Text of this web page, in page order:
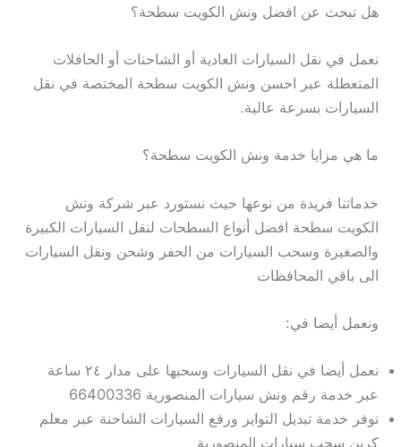
هل تبحث عن افضل ونش الكويت سطحة؟
نعمل في نقل السيارات العادية أو الشاحنات أو الحافلات
المتعطلة عبر احسن ونش الكويت سطحة المختصة في نقل
السيارات بسرعة عالية.
ما هي مزايا خدمة ونش الكويت سطحة؟
خدماتنا فريدة من نوعها حيث نستورد عبر شركة ونش
الكويت سطحة افضل أنواع السطحات لنقل السيارات الكبيرة
والصغيرة وسحب السيارات من الحفر وشحن ونقل السيارات
الى باقي المحافظات
ونعمل أيضا في:
نعمل أيضا في نقل السيارات وسحبها على مدار ٢٤ ساعة
عبر خدمة رقم ونش سيارات المنصورية 66400336
نوفر خدمة تبديل التواير ورفع السيارات الشاحنة عبر معلم
كرين سحب سيارات المنصورية